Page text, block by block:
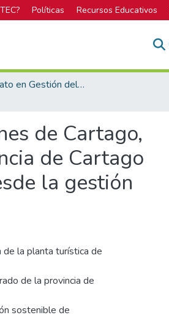
Políticas Recursos Educativos
Bachillerato en Gestión del Turismo Sostenible
de Cartago,
de Cartago
la gestión
de la planta turística de
de la provincia de
sostenible de